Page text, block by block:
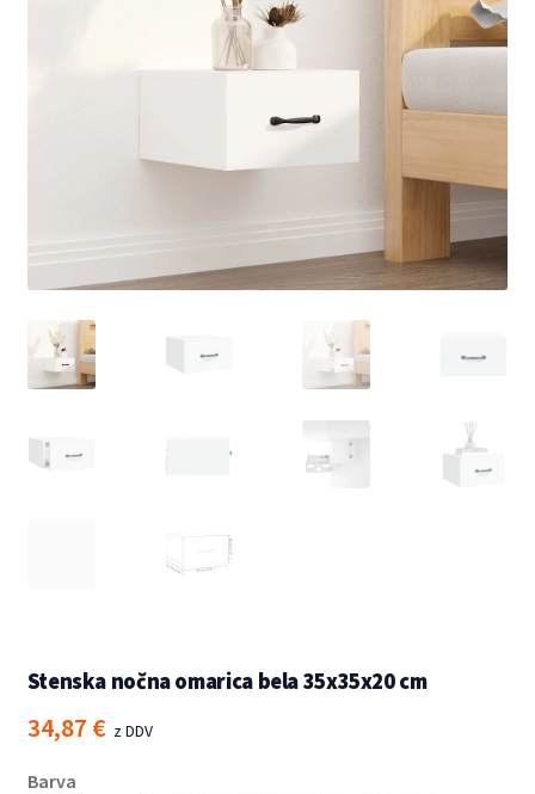
Stenska nočna omarica bela 35x35x20 cm
34,87 € z DDV
Barva